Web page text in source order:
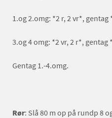
1.og 2.omg: *2 r, 2 vr*, gentag
3.og 4 omg: *2 vr, 2 r*, gentag
Gentag 1.-4.omg.
Rør: Slå 80 m op på rundp 8